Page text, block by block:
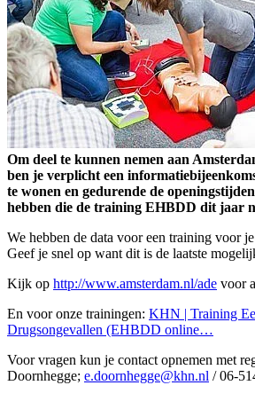
Om deel te kunnen nemen aan
ben je verplicht een
te wonen en gedurende de
hebben die de training EHBDD dit jaar
We hebben de data voor een training voor
Geef je snel op want dit is de laatste
Kijk op http://www.amsterdam.nl/ade voor
En voor onze trainingen: KHN | Training
Drugsongevallen (EHBDD online…
Voor vragen kun je contact opnemen met
Doornhegge; e.doornhegge@khn.nl / 06-